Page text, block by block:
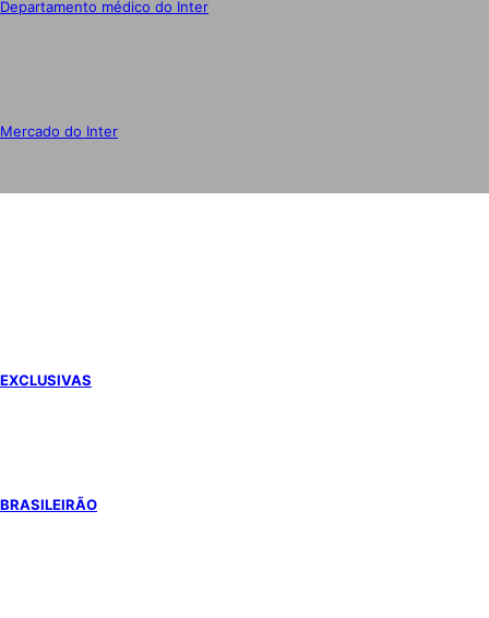
Departamento médico do Inter
Mercado do Inter
EXCLUSIVAS
BRASILEIRÃO